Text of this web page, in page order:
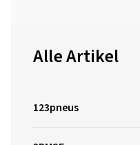
Alle Artikel
123pneus